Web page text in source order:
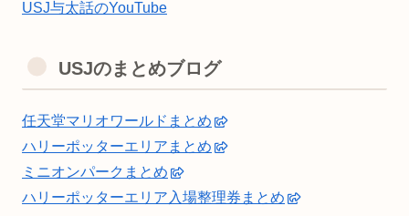
USJ与太話のYouTube
USJのまとめブログ
任天堂マリオワールドまとめ
ハリーポッターエリアまとめ
ミニオンパークまとめ
ハリーポッターエリア入場整理券まとめ